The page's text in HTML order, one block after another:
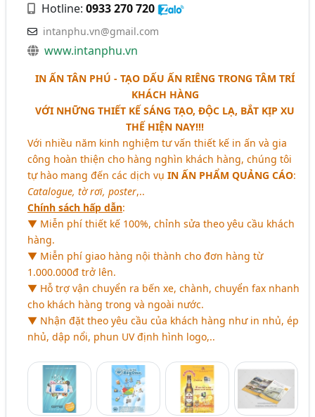
Hotline:0933 270 720
intanphu.vn@gmail.com
www.intanphu.vn
IN ẤN TÂN PHÚ - TẠO DẤU ẤN RIÊNG TRONG TÂM TRÍ
KHÁCH HÀNG
VỚI NHỮNG THIẾT KẾ SÁNG TẠO, ĐỘC LẠ, BẮT KỊP XU
THẾ HIỆN NAY!!!
Với nhiều năm kinh nghiệm tư vấn thiết kế in ấn và gia
công hoàn thiện cho hàng nghìn khách hàng, chúng tôi
tự hào mang đến các dịch vụIN ẤN PHẨM QUẢNG CÁO:
Catalogue, tờ rơi, poster,..
Chính sách hấp dẫn:
▼ Miễn phí thiết kế 100%, chỉnh sửa theo yêu cầu khách
hàng.
▼ Miễn phí giao hàng nội thành cho đơn hàng từ
1.000.000đ trở lên.
▼ Hỗ trợ vận chuyển ra bến xe, chành, chuyển fax nhanh
cho khách hàng trong và ngoài nước.
▼ Nhận đặt theo yêu cầu của khách hàng như in nhủ, ép
nhủ, dập nổi, phun UV định hình logo,..